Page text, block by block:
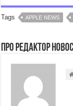
Tags APPLE NEWS
Про Редактор